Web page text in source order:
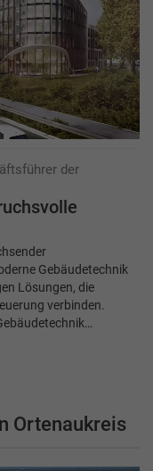
der
Gebäudetechnik
Lösungen, die
verbinden.
Ortenaukreis